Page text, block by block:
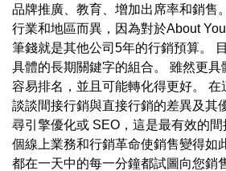
品牌推廣、教育、增加出席率和銷售
行業和地區而異，因為對於About
筆錢就是其他公司5年的行銷預算。
具體的長期關鍵字的組合。 雖然更具
容易排名，並且可能轉化得更好。 在
談談間接行銷與直接行銷的差異及其
尋引擎優化或 SEO，這是最有效的
個線上業務和行銷革命使銷售變得如
都在一天中的每一分鐘都試圖向您銷